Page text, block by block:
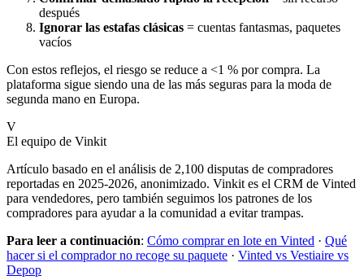
después
Ignorar las estafas clásicas = cuentas fantasmas, paquetes
vacíos
Con estos reflejos, el riesgo se reduce a <1 % por compra. La
plataforma sigue siendo una de las más seguras para la moda de
segunda mano en Europa.
V
El equipo de Vinkit
Artículo basado en el análisis de 2,100 disputas de compradores
reportadas en 2025-2026, anonimizado. Vinkit es el CRM de Vinted
para vendedores, pero también seguimos los patrones de los
compradores para ayudar a la comunidad a evitar trampas.
Para leer a continuación: Cómo comprar en lote en Vinted · Qué
hacer si el comprador no recoge su paquete · Vinted vs Vestiaire vs
Depop